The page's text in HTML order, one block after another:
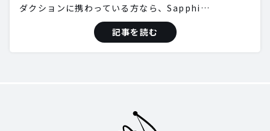
ダクションに携わっている方なら、Sapphi…
記事を読む